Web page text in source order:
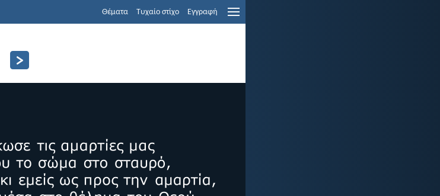
Θέματα Τυχαίο στίχο Εγγραφή